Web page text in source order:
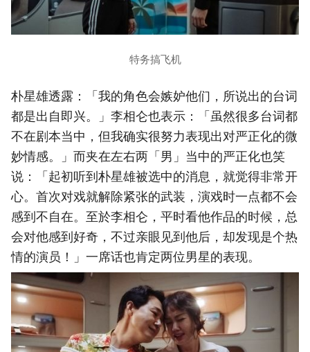
特务搞飞机
朴星雄透露：「我的角色会嫉妒他们，所说出的台词
都是出自即兴。」李相仑也表示：「虽然很多台词都
不在剧本当中，但我确实很努力表现出对严正化的微
妙情感。」而夹在左右两「男」当中的严正化也笑
说：「起初听到朴星雄被选中的消息，就觉得非常开
心。首次对戏就解除紧张的武装，演戏时一点都不会
感到不自在。至於李相仑，平时看他作品的时候，总
会对他感到好奇，不过亲眼见到他后，却发现是个热
情的演员！」一席话也肯定两位男星的表现。